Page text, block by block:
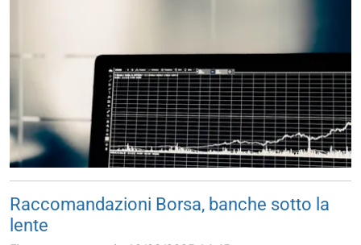
Raccomandazioni Borsa, banche sotto la
lente